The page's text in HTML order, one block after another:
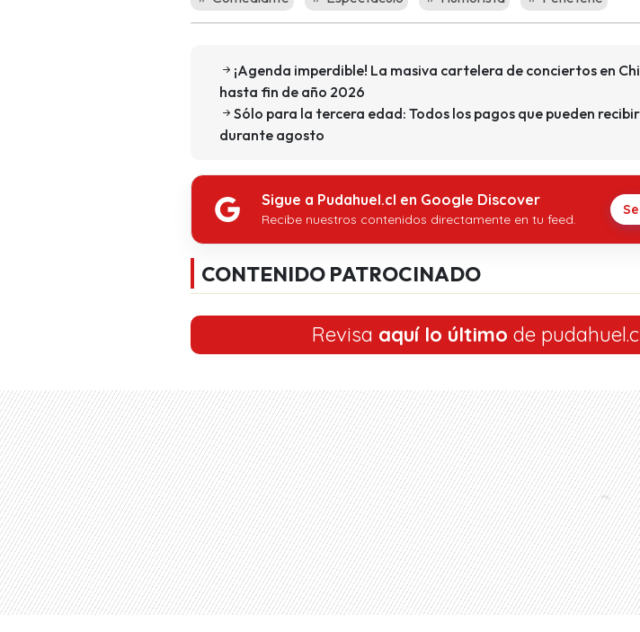
¡Agenda imperdible! La masiva cartelera de conciertos en
hasta fin de año 2026
Sólo para la tercera edad: Todos los pagos que pueden
durante agosto
Sigue a Pudahuel.cl en Google Discover
Recibe nuestros contenidos directamente en tu feed.
CONTENIDO PATROCINADO
Revisa aquí lo último de